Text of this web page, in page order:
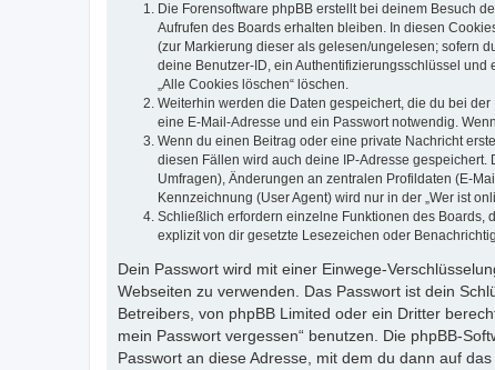
Die Forensoftware phpBB erstellt bei deinem Besuch
Aufrufen des Boards erhalten bleiben. In diesen
(zur Markierung dieser als gelesen/ungelesen; sofern
deine Benutzer-ID, ein Authentifizierungsschlüssel
„Alle Cookies löschen“ löschen.
Weiterhin werden die Daten gespeichert, die du bei
eine E-Mail-Adresse und ein Passwort notwendig.
Wenn du einen Beitrag oder eine private Nachricht
diesen Fällen wird auch deine IP-Adresse
Umfragen), Änderungen an zentralen Profildaten (E-
Kennzeichnung (User Agent) wird nur in der „Wer ist
Schließlich erfordern einzelne Funktionen des Boards,
explizit von dir gesetzte Lesezeichen oder
Dein Passwort wird mit einer Einwege-
Webseiten zu verwenden. Das Passwort ist dein
Betreibers, von phpBB Limited oder ein Dritter
mein Passwort vergessen“ benutzen. Die phpBB-
Passwort an diese Adresse, mit dem du dann auf